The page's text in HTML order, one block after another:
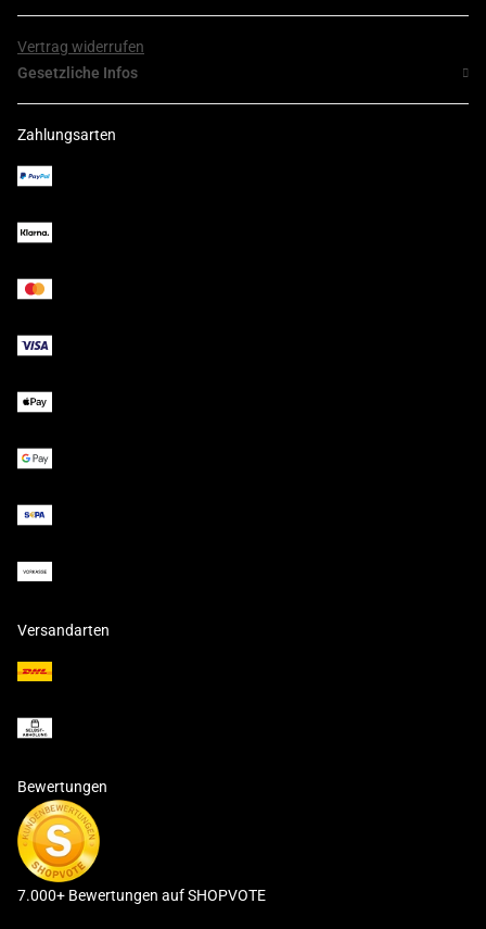
Vertrag widerrufen
Gesetzliche Infos
Zahlungsarten
Versandarten
Bewertungen
7.000+ Bewertungen auf SHOPVOTE